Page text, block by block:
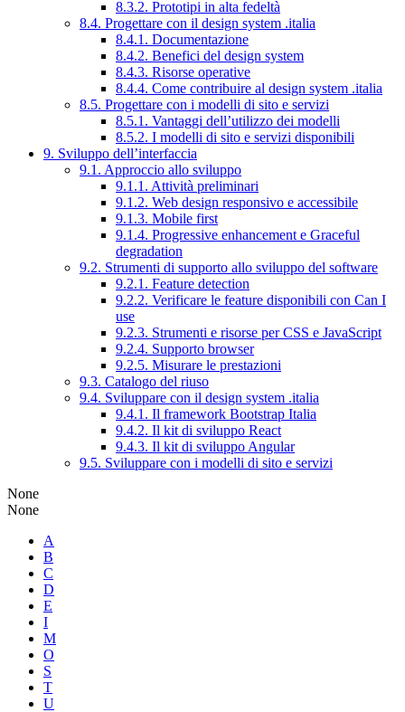
8.3.2. Prototipi in alta fedeltà
8.4. Progettare con il design system .italia
8.4.1. Documentazione
8.4.2. Benefici del design system
8.4.3. Risorse operative
8.4.4. Come contribuire al design system .italia
8.5. Progettare con i modelli di sito e servizi
8.5.1. Vantaggi dell’utilizzo dei modelli
8.5.2. I modelli di sito e servizi disponibili
9. Sviluppo dell’interfaccia
9.1. Approccio allo sviluppo
9.1.1. Attività preliminari
9.1.2. Web design responsivo e accessibile
9.1.3. Mobile first
9.1.4. Progressive enhancement e Graceful
degradation
9.2. Strumenti di supporto allo sviluppo del software
9.2.1. Feature detection
9.2.2. Verificare le feature disponibili con Can I
use
9.2.3. Strumenti e risorse per CSS e JavaScript
9.2.4. Supporto browser
9.2.5. Misurare le prestazioni
9.3. Catalogo del riuso
9.4. Sviluppare con il design system .italia
9.4.1. Il framework Bootstrap Italia
9.4.2. Il kit di sviluppo React
9.4.3. Il kit di sviluppo Angular
9.5. Sviluppare con i modelli di sito e servizi
None
None
A
B
C
D
E
I
M
O
S
T
U